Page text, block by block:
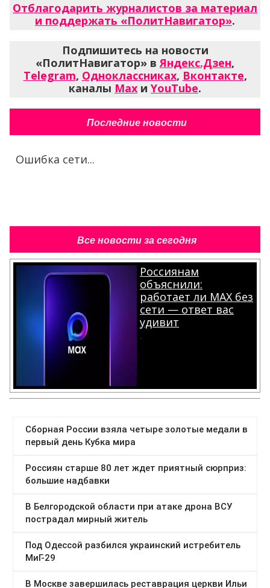
Отблагодарить журналистов за материал
и поддержать «ПолитНавигатор».
Подпишитесь на новости
«ПолитНавигатор» вЯндекс.Дзен,
Telegram, Одноклассниках, Вконтакте,
каналы Max и YouTube.
Последние новости
Ошибка сети...
Все новости за сегодня
Россиянам
объяснили:
работает ли MAX без
сети — ответ вас
удивит
.